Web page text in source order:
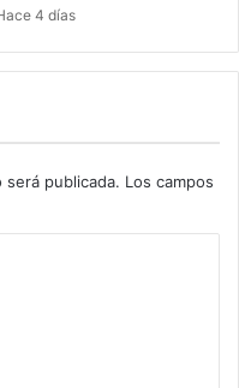
4 días
publicada. Los campos